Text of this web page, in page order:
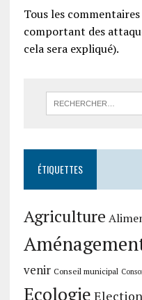
Tous les
comportant des
cela sera expliqué).
ÉTIQUETTES
Agriculture
venir Conseil municipal
Ecologie